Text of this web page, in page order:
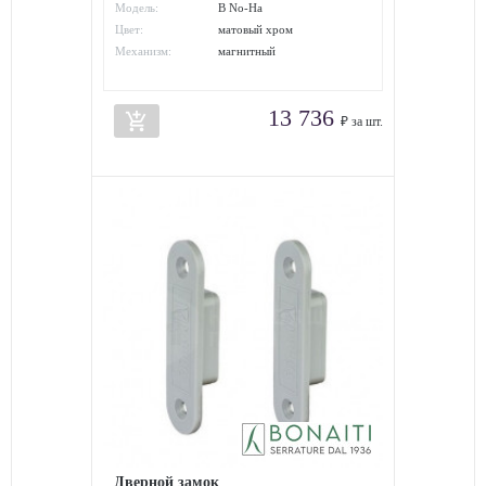
Модель:
B No-Ha
Цвет:
матовый хром
Механизм:
магнитный
add_shopping_cart 13 736 ₽ за шт.
Дверной замок